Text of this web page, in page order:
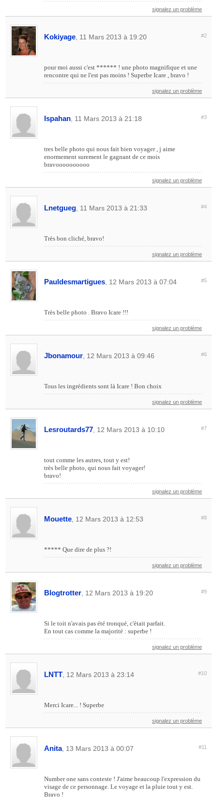
signalez un problème
Kokiyage , 11 Mars 2013 à 19:20 #2
pour moi aussi c'est ****** ! une photo magnifique et une
rencontre qui ne l'est pas moins ! Superbe Icare , bravo !
signalez un problème
Ispahan , 11 Mars 2013 à 21:18 #3
tres belle photo qui nous fait bien voyager , j aime
enormement surement le gagnant de ce mois
bravoooooooooo
signalez un problème
Lnetgueg , 11 Mars 2013 à 21:33 #4
Très bon cliché, bravo!
signalez un problème
Pauldesmartigues , 12 Mars 2013 à 07:04 #5
Très belle photo . Bravo Icare !!!
signalez un problème
Jbonamour , 12 Mars 2013 à 09:46 #6
Tous les ingrédients sont là Icare ! Bon choix
signalez un problème
Lesroutards77 , 12 Mars 2013 à 10:10 #7
tout comme les autres, tout y est!
très belle photo, qui nous fait voyager!
bravo!
signalez un problème
Mouette , 12 Mars 2013 à 12:53 #8
***** Que dire de plus ?!
signalez un problème
Blogtrotter , 12 Mars 2013 à 19:20 #9
Si le toit n'avais pas été tronqué, c'était parfait.
En tout cas comme la majorité : superbe !
signalez un problème
LNTT , 12 Mars 2013 à 23:14 #10
Merci Icare... ! Superbe
signalez un problème
Anita, 13 Mars 2013 à 00:07 #11
Number one sans conteste ! J'aime beaucoup l'expression du
visage de ce personnage. Le voyage et la pluie tout y est.
Bravo !